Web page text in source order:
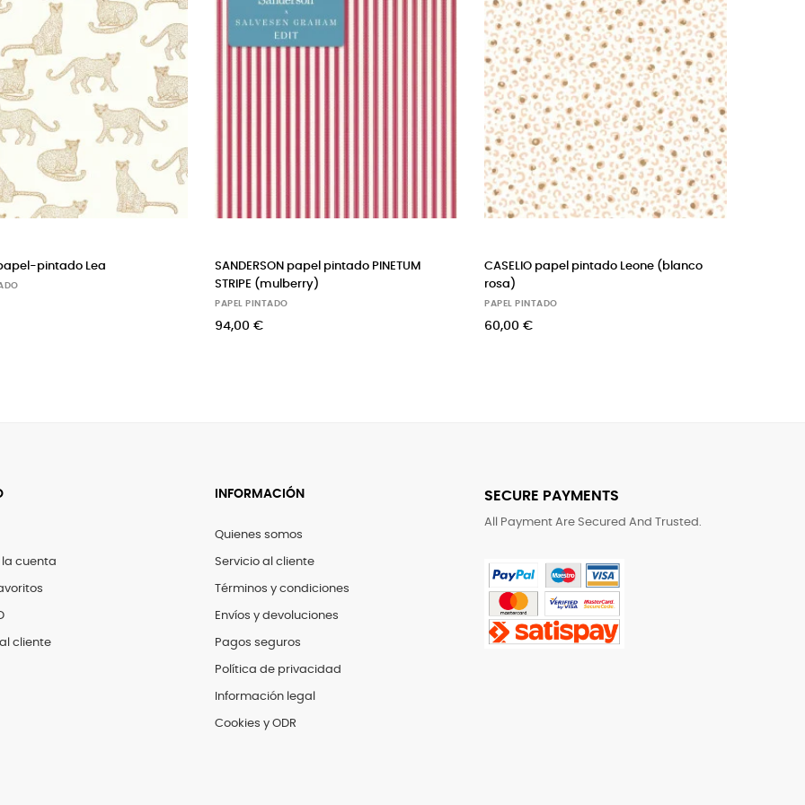
CASELIO papel pintado Leone (blanco
FERM LIVING carta da parati confetti
BARTSCH carta da parati
cuenta
cliente
INFORMACIÓN
Quienes somos
Servicio al cliente
Términos y condiciones
Envíos y devoluciones
Pagos seguros
Política de privacidad
Información legal
Cookies y ODR
SECURE PAYMENTS
All Payment Are Secured And Trusted.